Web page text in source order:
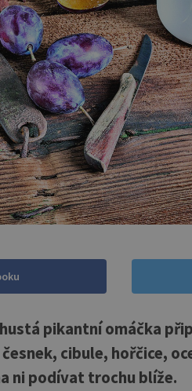
pikantní omáčka
cibule, hořčice,
ni podívat trochu blíže.